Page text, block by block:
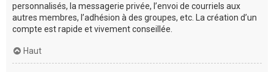
personnalisés, la messagerie privée, l’envoi de courriels aux
autres membres, l’adhésion à des groupes, etc. La création d’un
compte est rapide et vivement conseillée.
Haut